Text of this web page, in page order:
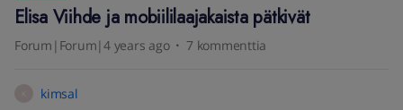
Elisa Viihde ja mobiililaajakaista pätkivät
Forum|Forum|4 years ago 7 kommenttia
kimsal